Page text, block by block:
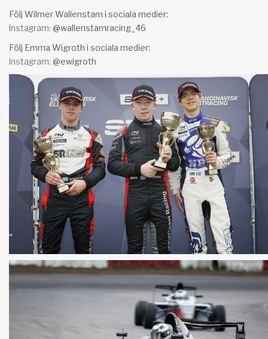
Följ Wilmer Wallenstam i sociala medier:
Instagram: @wallenstamracing_46
Följ Emma Wigroth i sociala medier:
Instagram: @ewigroth